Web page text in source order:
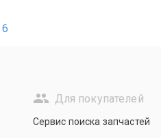
Для покупателей
Сервис поиска запчастей